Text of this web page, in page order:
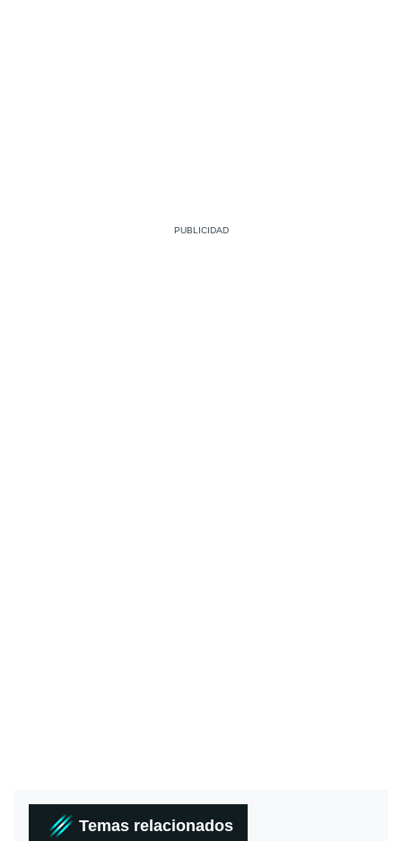
Temas relacionados